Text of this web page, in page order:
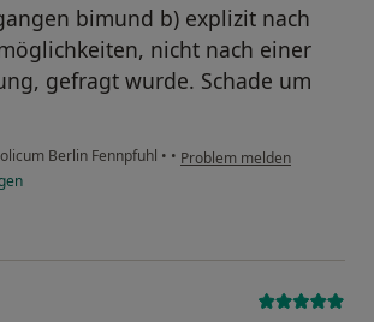
bimund b) explizit nach
nicht nach einer
gefragt wurde. Schade um
Berlin Fennpfuhl • • Problem melden